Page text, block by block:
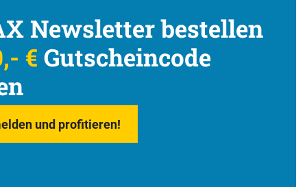
Newsletter bestellen
€ Gutscheincode
und profitieren!